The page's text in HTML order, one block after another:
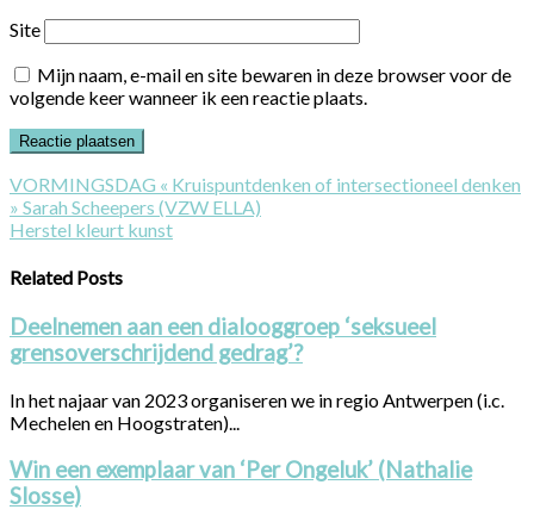
Site
Mijn naam, e-mail en site bewaren in deze browser voor de
volgende keer wanneer ik een reactie plaats.
VORMINGSDAG « Kruispuntdenken of intersectioneel denken
» Sarah Scheepers (VZW ELLA)
Herstel kleurt kunst
Related Posts
Deelnemen aan een dialooggroep ‘seksueel
grensoverschrijdend gedrag’?
In het najaar van 2023 organiseren we in regio Antwerpen (i.c.
Mechelen en Hoogstraten)...
Win een exemplaar van ‘Per Ongeluk’ (Nathalie
Slosse)